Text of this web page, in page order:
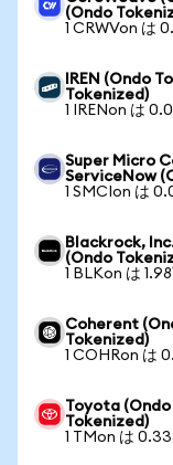
(Ondo
1 CRWVon は
IREN (Ondo
Tokenized)
1 IRENon は
Super Micro
ServiceNow
1 SMCIon は
Blackrock,
(Ondo
1 BLKon は
Coherent
Tokenized)
1 COHRon は
Toyota (Ondo
Tokenized)
1 TMon は